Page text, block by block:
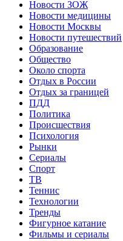
Новости ЗОЖ
Новости медицины
Новости Москвы
Новости путешествий
Образование
Общество
Около спорта
Отдых в России
Отдых за границей
ПДД
Политика
Происшествия
Психология
Рынки
Сериалы
Спорт
ТВ
Теннис
Технологии
Тренды
Фигурное катание
Фильмы и сериалы